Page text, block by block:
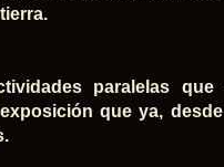
paralelas
que ya,